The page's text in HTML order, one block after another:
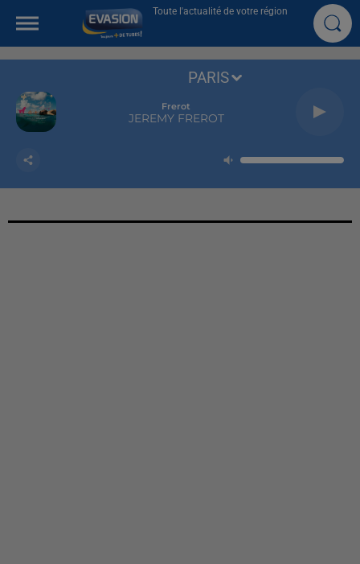
Toute l'actualité de votre région
Frerot
JEREMY FREROT
PARIS